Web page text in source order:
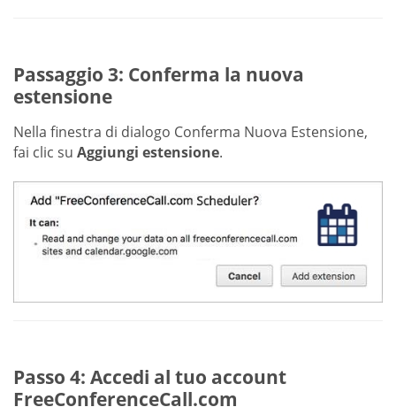
Passaggio 3: Conferma la nuova
estensione
Nella finestra di dialogo Conferma Nuova Estensione,
fai clic su Aggiungi estensione.
Passo 4: Accedi al tuo account
FreeConferenceCall.com